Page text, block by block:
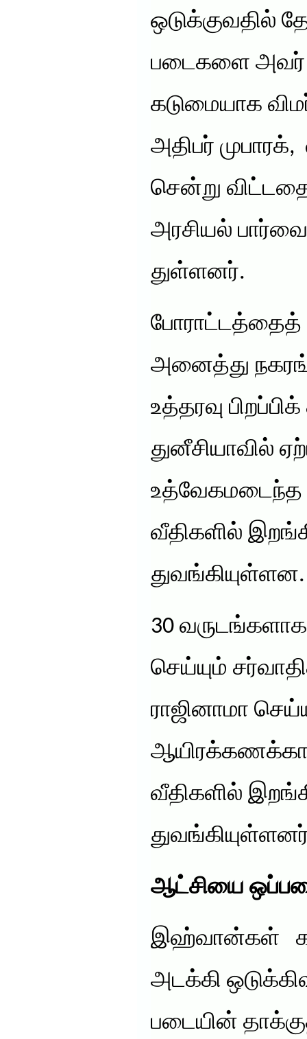
ஒடுக்குவதில்
படைகளை அவர்
கடுமையாக
அதிபர் முபாரக்,
சென்று
அரசியல்
துள்ளனர்.
போராட்டத்தைத்
அனைத்து
உத்தரவு
துனீசியாவில்
உத்வேகமடைந்த
வீதிகளில்
துவங்கியுள்ளன.
30
செய்யும்
ராஜினாமா
வீதிகளில்
ஆட்சியை
இஹ்வான்கள்
அடக்கி
படையின்